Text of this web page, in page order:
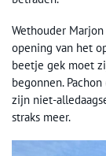
Wethouder
opening van het
beetje gek moet
begonnen.
zijn niet-
straks meer.